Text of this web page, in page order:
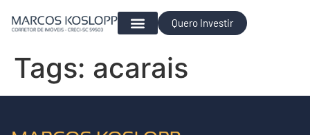
Quero Investir
Tags: acarais